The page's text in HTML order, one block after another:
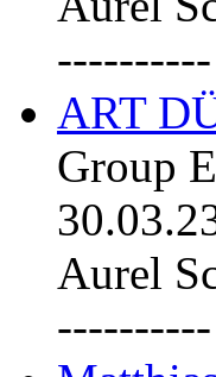
----------
ART
Group
Aurel
----------